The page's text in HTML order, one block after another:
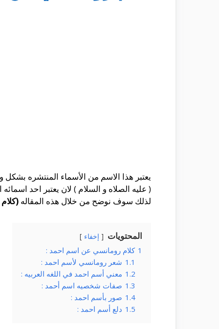
يعتبر هذا الاسم من الأسماء المنتشره
( عليه الصلاه و السلام ) لان يعتبر احد
لذلك سوف نوضح من خلال هذه المقاله
المحتويات إخفاء
1 كلام رومانسي عن اسم احمد :
1.1 شعر رومانسي لأسم احمد :
1.2 معني أسم احمد في اللغه العربيه :
1.3 صفات شخصيه اسم أحمد :
1.4 صور بأسم احمد :
1.5 دلع أسم احمد :